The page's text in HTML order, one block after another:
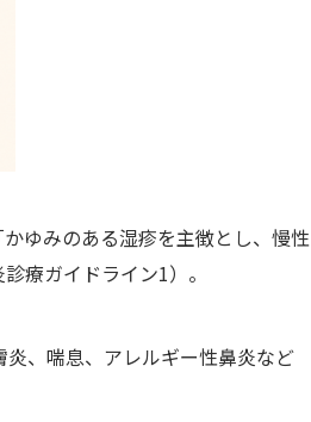
ゆみのある湿疹を主徴とし、慢性
療ガイドライン1）。
、喘息、アレルギー性鼻炎など